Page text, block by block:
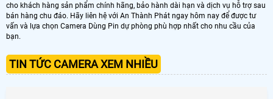
cho khách hàng sản phẩm chính hãng, bảo hành dài hạn và dịch vụ hỗ trợ sau
bán hàng chu đáo. Hãy liên hệ với An Thành Phát ngay hôm nay để được tư
vấn và lựa chọn Camera Dùng Pin dự phòng phù hợp nhất cho nhu cầu của
bạn.
TIN TỨC CAMERA XEM NHIỀU